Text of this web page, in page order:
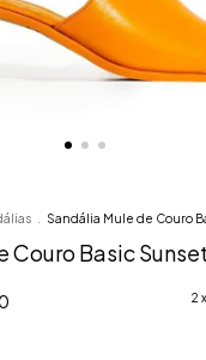
Sandália Mule de Couro
Couro Basic Sunset
2